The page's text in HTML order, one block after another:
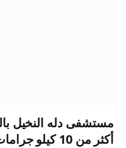
مستشفى دله النخيل
أكثر من 10 كيلو جرامات من بطن مريض